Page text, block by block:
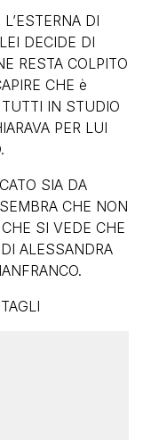
DI
DECIDE DI
RESTA COLPITO
CHE è
IN STUDIO
PER LUI
SIA DA
CHE NON
SI VEDE CHE
ALESSANDRA